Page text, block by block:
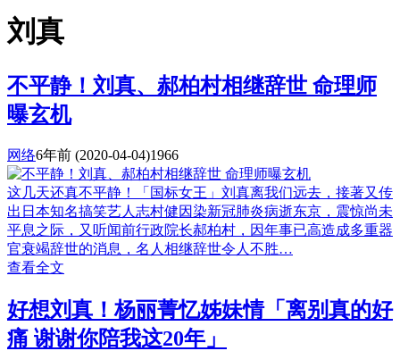
刘真
不平静！刘真、郝柏村相继辞世 命理师
曝玄机
网络6年前 (2020-04-04)1966
这几天还真不平静！「国标女王」刘真离我们远去，接著又传
出日本知名搞笑艺人志村健因染新冠肺炎病逝东京，震惊尚未
平息之际，又听闻前行政院长郝柏村，因年事已高造成多重器
官衰竭辞世的消息，名人相继辞世令人不胜…
查看全文
好想刘真！杨丽菁忆姊妹情「离别真的好
痛 谢谢你陪我这20年」